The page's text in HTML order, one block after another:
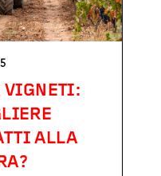
VIGNETI:
ALLA